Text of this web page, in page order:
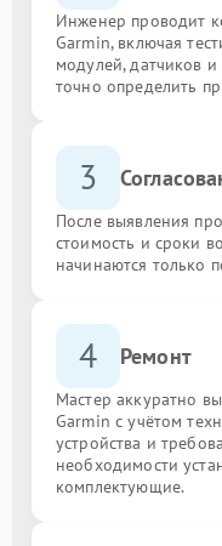
Инженер проводит
Garmin, включая
модулей, датчиков и
точно определить
3
После выявления
стоимость и сроки
начинаются только
4 Ремонт
Мастер аккуратно
Garmin с учётом
устройства и
необходимости
комплектующие.